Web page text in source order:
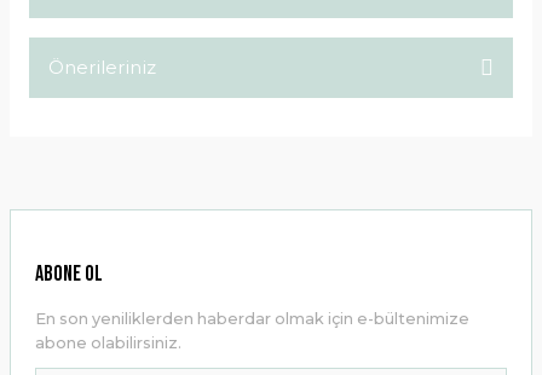
Önerileriniz
Ürün resmi kalitesiz, bozuk veya görüntülenemiyor.
Ürün bilgilerinde hatalar bulunuyor.
Ürün fiyatı diğer sitelerden daha pahalı.
ABONE OL
En son yeniliklerden haberdar olmak için e-bültenimize
abone olabilirsiniz.